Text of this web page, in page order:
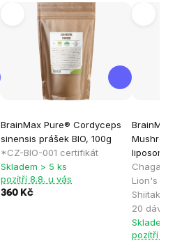
BrainMax Pure® Cordyceps
sinensis prášek BIO, 100g
*CZ-BIO-001 certifikát
Skladem > 5 ks
pozítří 8.8. u vás
360 Kč
BrainMax
Chaga,
Lion's
Shiitake v
20 dávek,
Skladem >
pozítří 8.8.